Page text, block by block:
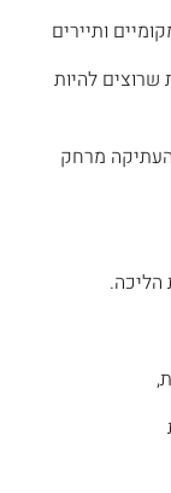
ותיירים
שרוצים להיות
מרחק